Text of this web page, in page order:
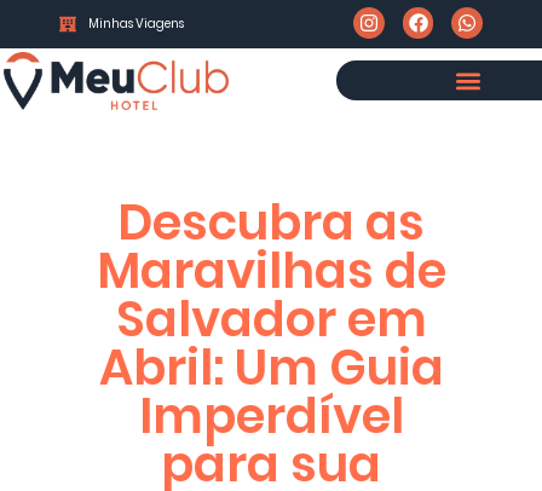
Minhas Viagens
Descubra as
Maravilhas de
Salvador em
Abril: Um Guia
Imperdível
para sua